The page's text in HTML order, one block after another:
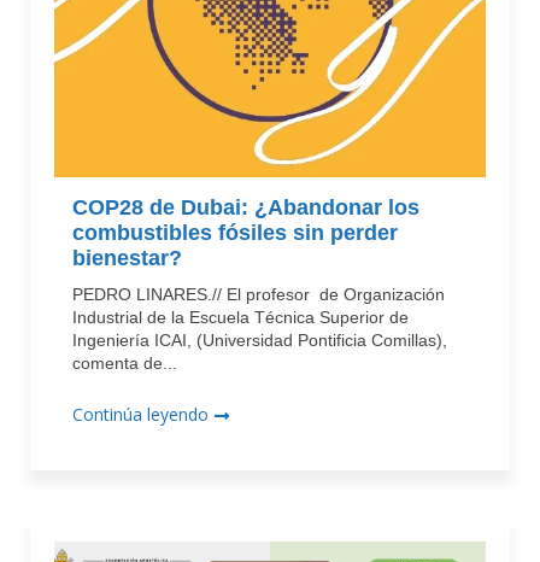
COP28 de Dubai: ¿Abandonar los
combustibles fósiles sin perder
bienestar?
PEDRO LINARES.// El profesor de Organización
Industrial de la Escuela Técnica Superior de
Ingeniería ICAI, (Universidad Pontificia Comillas),
comenta de...
Continúa leyendo